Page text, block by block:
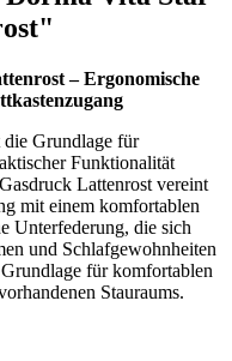
– Ergonomische
Grundlage für
Funktionalität
Lattenrost vereint
mit einem komfortablen
Unterfederung, die sich
und Schlafgewohnheiten
Grundlage für komfortablen
Stauraums.